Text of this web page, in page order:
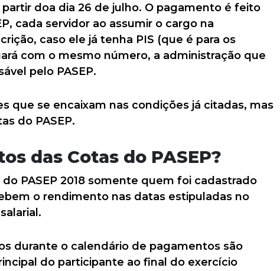
partir doa dia 26 de julho. O pagamento é feito
cada servidor ao assumir o cargo na
caso ele já tenha PIS (que é para os
com o mesmo número, a administração que
pelo PASEP.
que se encaixam nas condições já citadas, mas
do PASEP.
das Cotas do PASEP?
PASEP 2018 somente quem foi cadastrado
o rendimento nas datas estipuladas no
durante o calendário de pagamentos são
do participante ao final do exercício